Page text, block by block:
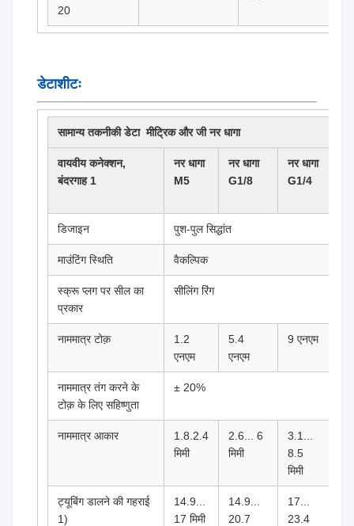
20
डेटाशीटः
सामान्य तकनीकी डेटा ️ मीट्रिक और जी नर धागा
वायवीय कनेक्शन,
बंदरगाह 1
नर धागा
M5
नर धागा
G1/8
नर धागा
G1/4
डिजाइन पुश-पुल सिद्धांत
माउंटिंग स्थिति वैकल्पिक
स्क्रू प्लग पर सील का
प्रकार
सीलिंग रिंग
नाममात्र टोक़
1.2
एनएम
5.4
एनएम
9 एनएम
नाममात्र तंग करने के
टोक़ के लिए सहिष्णुता
± 20%
नाममात्र आकार
1.8.2.4
मिमी
2.6... 6
मिमी
3.1...
8.5
मिमी
ट्यूबिंग डालने की गहराई
1)
14.9...
17 मिमी
14.9...
20.7
17...
23.4